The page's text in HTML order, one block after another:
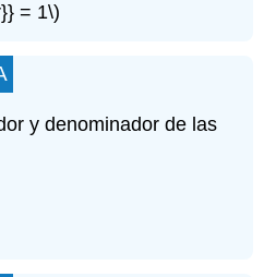
= 1\)
y denominador de las